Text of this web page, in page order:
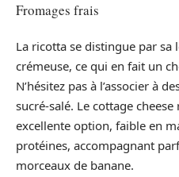
Fromages frais
La ricotta se distingue par sa
crémeuse, ce qui en fait un
N’hésitez pas à l’associer à
sucré-salé. Le cottage
excellente option, faible en
protéines, accompagnant
morceaux de banane.